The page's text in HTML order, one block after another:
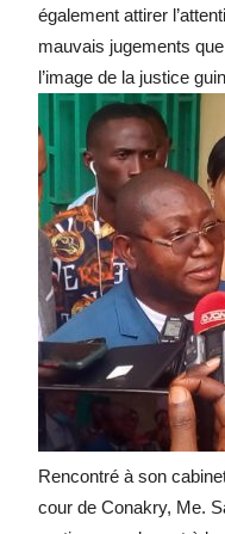
également attirer
mauvais jugements
l’image de la justice
Rencontré à son
cour de Conakry, Me.